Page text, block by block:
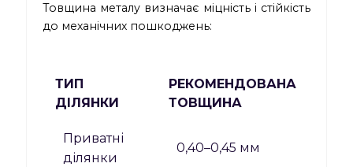
Товщина металу визначає міцність і стійкість
до механічних пошкоджень:
ТИП
ДІЛЯНКИ
РЕКОМЕНДОВАНА
ТОВЩИНА
Приватні
ділянки
0,40–0,45 мм